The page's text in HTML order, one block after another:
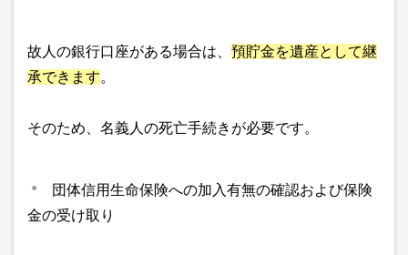
故人の銀行口座がある場合は、 預貯金を遺産として継
承できます。
そのため、名義人の死亡手続きが必要です。
団体信用生命保険への加入有無の確認および保険
金の受け取り